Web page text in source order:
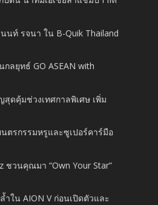
นท์ รจนา ใน B-Quik Thailand
กลยุทธ์ GO ASEAN with
ดคุ้มช่วงเทศกาลพิเศษ เพิ่ม
นตรกรรมหรูและซูเปอร์คาร์มือ
ชวนคุณมา “Own Your Star”
ำใน AION V ก่อนเปิดตัวและ